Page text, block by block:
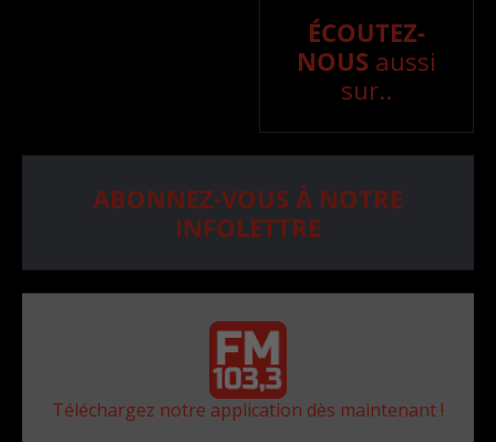
ÉCOUTEZ-
NOUS aussi
sur..
ABONNEZ-VOUS À NOTRE
INFOLETTRE
Téléchargez notre application dès maintenant !